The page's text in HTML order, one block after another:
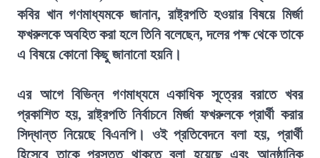
কবির খান গণমাধ্যমকে জানান, রাষ্ট্রপতি হওয়ার বিষয়ে মির্জা
ফখরুলকে অবহিত করা হলে তিনি বলেছেন, দলের পক্ষ থেকে তাকে
এ বিষয়ে কোনো কিছু জানানো হয়নি।
এর আগে বিভিন্ন গণমাধ্যমে একাধিক সূত্রের বরাতে খবর
প্রকাশিত হয়, রাষ্ট্রপতি নির্বাচনে মির্জা ফখরুলকে প্রার্থী করার
সিদ্ধান্ত নিয়েছে বিএনপি। ওই প্রতিবেদনে বলা হয়, প্রার্থী
হিসেবে তাকে প্রস্তুত থাকতে বলা হয়েছে এবং আনুষ্ঠানিক